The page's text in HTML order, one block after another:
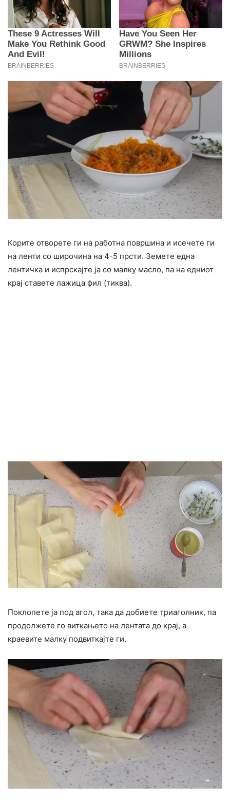
Корите отворете ги на работна површина и исечете ги
на ленти со широчина на 4-5 прсти. Земете една
лентичка и испрскајте ја со малку масло, па на едниот
крај ставете лажица фил (тиква).
Поклопете ја под агол, така да добиете триаголник, па
продолжете го виткањето на лентата до крај, а
краевите малку подвиткајте ги.